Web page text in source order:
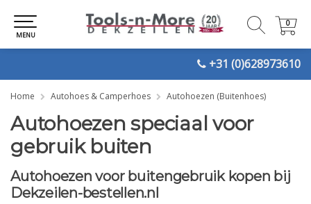
+31 (0)628973610
0
0
MENU
Home Autohoes & Camperhoes Autohoezen (Buitenhoes)
Autohoezen speciaal voor
gebruik buiten
Autohoezen voor buitengebruik kopen bij
Dekzeilen-bestellen.nl